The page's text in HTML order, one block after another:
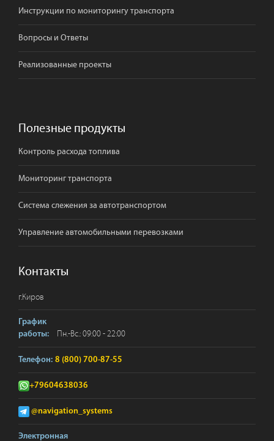
Инструкции по мониторингу транспорта
Вопросы и Ответы
Реализованные проекты
Полезные продукты
Контроль расхода топлива
Мониторинг транспорта
Система слежения за автотранспортом
Управление автомобильными перевозками
Контакты
г.Киров
График
работы:
Пн.-Вс.: 09:00 - 22:00
Телефон: 8 (800) 700-87-55
+79604638036
@navigation_systems
Электронная